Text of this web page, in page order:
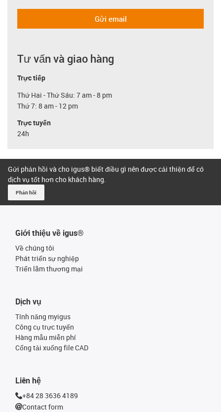
Gửi email
Tư vấn và giao hàng
Trực tiếp
Thứ Hai - Thứ Sáu: 7 am - 8 pm
Thứ 7: 8 am - 12 pm
Trực tuyến
24h
Gửi phản hồi và cho igus® biết điều gì nên được cải thiện để có
dịch vụ tốt hơn cho khách hàng.
Phản hồi
Giới thiệu về igus®
Về chúng tôi
Phát triển sự nghiệp
Triển lãm thương mại
Dịch vụ
Tính năng myigus
Công cụ trực tuyến
Hàng mẫu miễn phí
Cổng tải xuống file CAD
Liên hệ
+84 28 3636 4189
Contact form